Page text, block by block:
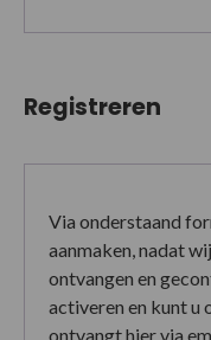
Registreren
Via onderstaand
aanmaken, nadat
ontvangen en
activeren en kunt u
ontvangt hier via